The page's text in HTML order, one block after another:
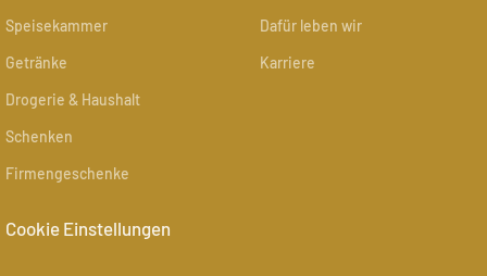
Speisekammer
Getränke
Drogerie & Haushalt
Schenken
Firmengeschenke
Cookie Einstellungen
Dafür leben wir
Karriere